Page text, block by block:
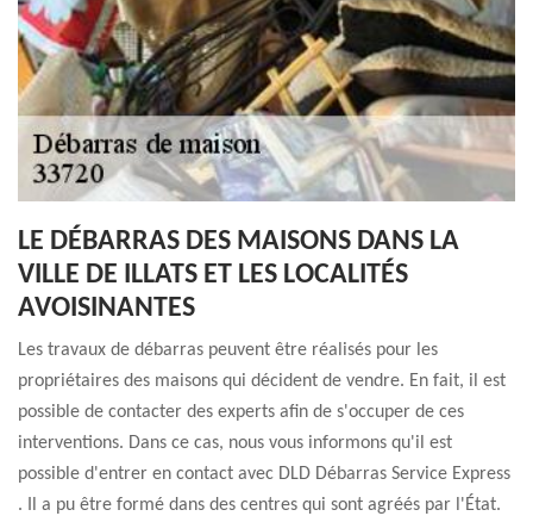
LE DÉBARRAS DES MAISONS DANS LA
VILLE DE ILLATS ET LES LOCALITÉS
AVOISINANTES
Les travaux de débarras peuvent être réalisés pour les
propriétaires des maisons qui décident de vendre. En fait, il est
possible de contacter des experts afin de s'occuper de ces
interventions. Dans ce cas, nous vous informons qu'il est
possible d'entrer en contact avec DLD Débarras Service Express
. Il a pu être formé dans des centres qui sont agréés par l'État.